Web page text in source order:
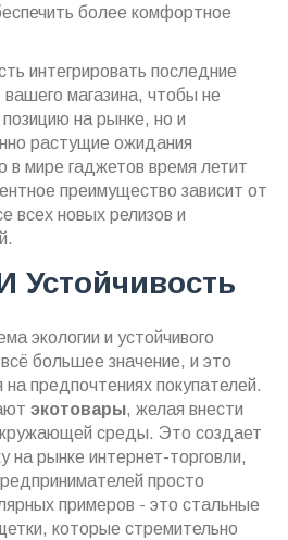
более комфортное
интегрировать последние
магазина, чтобы не
на рынке, но и
растущие ожидания
в мире гаджетов время летит
преимущество зависит от
всех новых релизов и
Устойчивость
экологии и устойчивого
большее значение, и это
предпочтениях покупателей.
экотовары, желая внести
среды. Это создает
на рынке интернет-торговли,
просто
примеров - это стальные
которые стремительно